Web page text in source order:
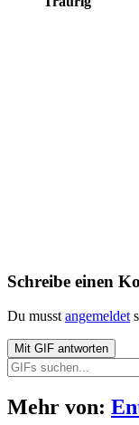
Schreibe einen
Du musstangemeldet
Mit GIF antworten
Mehr von: